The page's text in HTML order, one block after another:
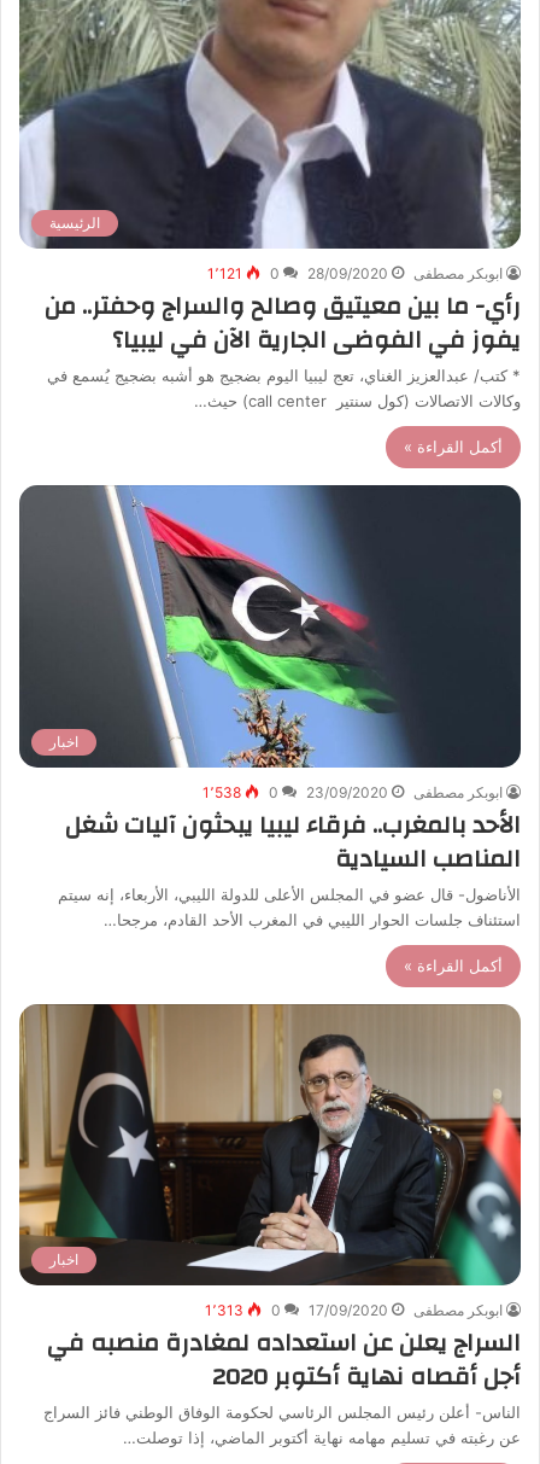
الرئيسية
ابوبكر مصطفى 28/09/2020
0 1٬121
رأي- ما بين معيتيق وصالح والسراج وحفتر.. من
يفوز في الفوضى الجارية الآن في ليبيا؟
* كتب/ عبدالعزيز الغناي، تعج ليبيا اليوم بضجيج هو أشبه بضجيج يُسمع في
وكالات الاتصالات (كول سنتير call center) حيث…
أكمل القراءة »
اخبار
ابوبكر مصطفى 23/09/2020
0 1٬538
الأحد بالمغرب.. فرقاء ليبيا يبحثون آليات شغل
المناصب السيادية
الأناضول- قال عضو في المجلس الأعلى للدولة الليبي، الأربعاء، إنه سيتم
استئناف جلسات الحوار الليبي في المغرب الأحد القادم، مرجحا…
أكمل القراءة »
اخبار
ابوبكر مصطفى 17/09/2020
0 1٬313
السراج يعلن عن استعداده لمغادرة منصبه في
أجل أقصاه نهاية أكتوبر 2020
الناس- أعلن رئيس المجلس الرئاسي لحكومة الوفاق الوطني فائز السراج
عن رغبته في تسليم مهامه نهاية أكتوبر الماضي، إذا توصلت…